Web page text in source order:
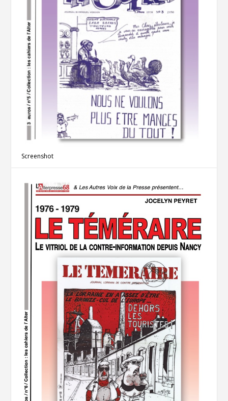
Screenshot